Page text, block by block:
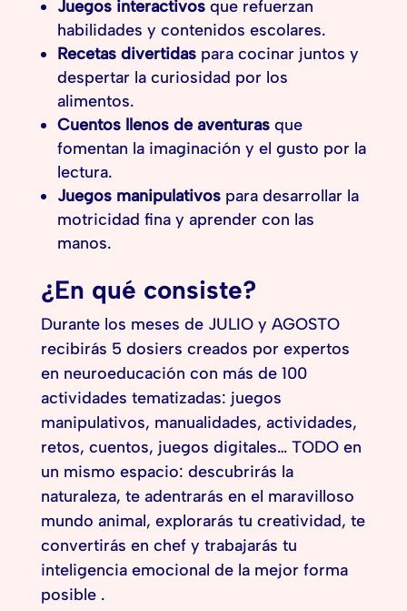
Juegos interactivosque refuerzan
habilidades y contenidos escolares.
Recetas divertidaspara cocinar juntos y
despertar la curiosidad por los
alimentos.
Cuentos llenos de aventurasque
fomentan la imaginación y el gusto por la
lectura.
Juegos manipulativospara desarrollar la
motricidad fina y aprender con las
manos.
¿En qué consiste?
Durante los meses de JULIO y AGOSTO
recibirás 5 dosiers creados por expertos
en neuroeducación con más de 100
actividades tematizadas: juegos
manipulativos, manualidades, actividades,
retos, cuentos, juegos digitales… TODO en
un mismo espacio: descubrirás la
naturaleza, te adentrarás en el maravilloso
mundo animal, explorarás tu creatividad, te
convertirás en chef y trabajarás tu
inteligencia emocional de la mejor forma
posible .